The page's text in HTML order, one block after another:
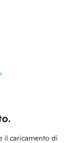
il caricamento di